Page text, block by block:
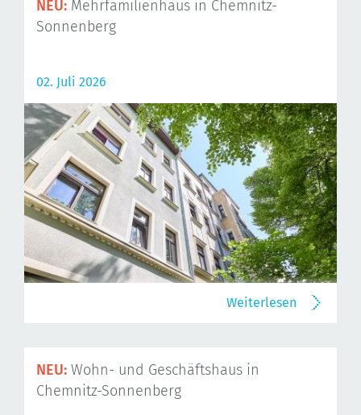
NEU: Mehrfamilienhaus in Chemnitz-
Sonnenberg
02. Juli 2026
Weiterlesen
NEU: Wohn- und Geschäftshaus in
Chemnitz-Sonnenberg